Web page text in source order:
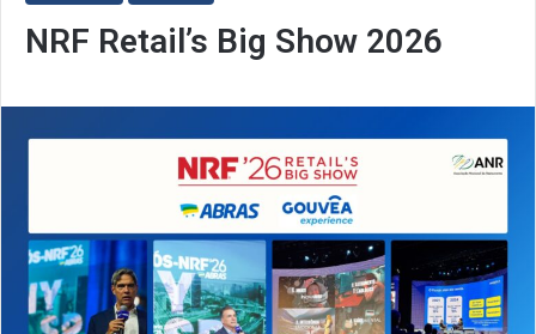
NRF Retail’s Big Show 2026